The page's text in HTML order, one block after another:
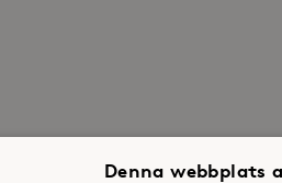
Denna webbplats